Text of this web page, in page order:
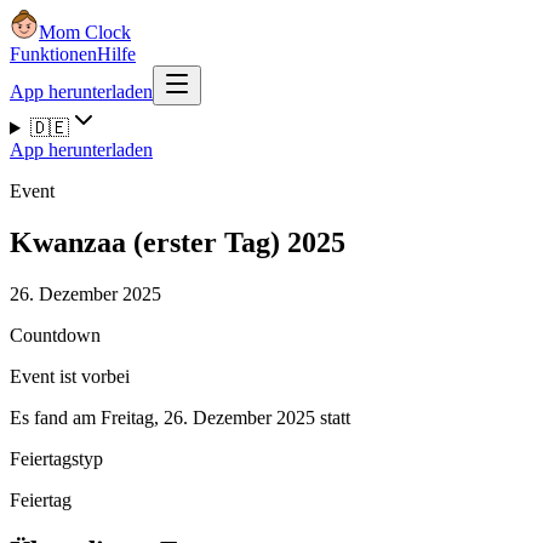
Mom Clock
FunktionenHilfe
App herunterladen
🇩🇪
App herunterladen
Event
Kwanzaa (erster Tag) 2025
26. Dezember 2025
Countdown
Event ist vorbei
Es fand am Freitag, 26. Dezember 2025 statt
Feiertagstyp
Feiertag